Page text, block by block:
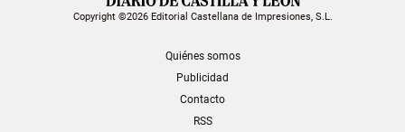
Copyright ©2026 Editorial Castellana de Impresiones, S.L.
Quiénes somos
Publicidad
Contacto
RSS